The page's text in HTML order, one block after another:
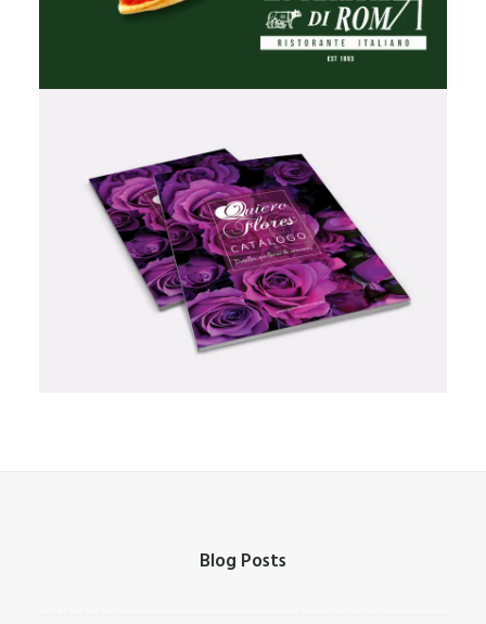
Diseño Gráfico,Redes Sociales,Fotografía,
Diseño Web
Blog Posts